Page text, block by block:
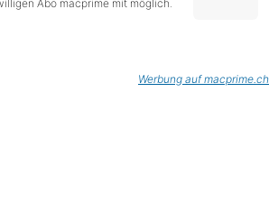
Abo macprime mit möglich.
Werbung auf macprime.ch